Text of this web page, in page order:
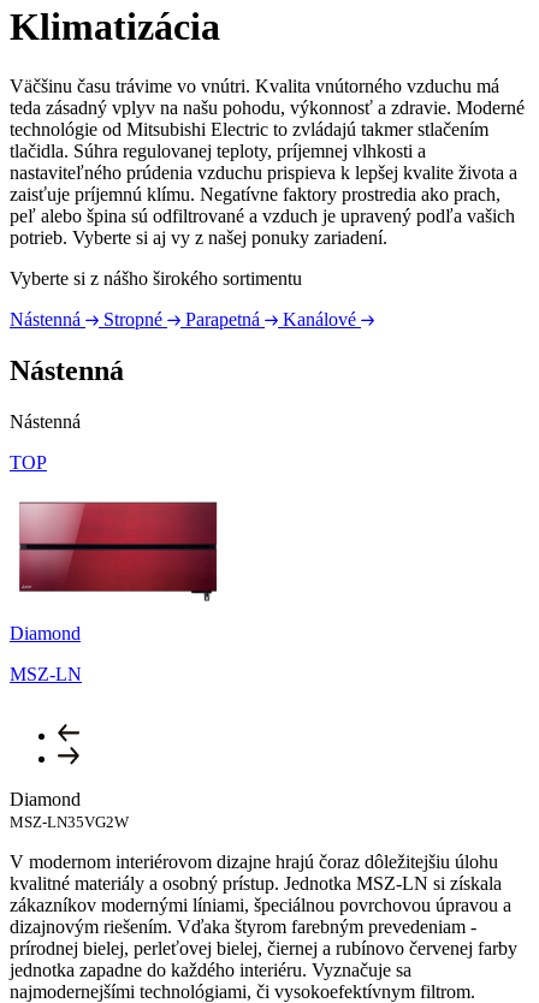
Klimatizácia
Väčšinu času trávime vo vnútri. Kvalita vnútorného vzduchu má
teda zásadný vplyv na našu pohodu, výkonnosť a zdravie. Moderné
technológie od Mitsubishi Electric to zvládajú takmer stlačením
tlačidla. Súhra regulovanej teploty, príjemnej vlhkosti a
nastaviteľného prúdenia vzduchu prispieva k lepšej kvalite života a
zaisťuje príjemnú klímu. Negatívne faktory prostredia ako prach,
peľ alebo špina sú odfiltrované a vzduch je upravený podľa vašich
potrieb. Vyberte si aj vy z našej ponuky zariadení.
Vyberte si z nášho širokého sortimentu
Nástenná
Stropné Parapetná Kanálové
Nástenná
Nástenná
TOP
Diamond
MSZ-LN
Diamond
MSZ-LN35VG2W
V modernom interiérovom dizajne hrajú čoraz dôležitejšiu úlohu
kvalitné materiály a osobný prístup. Jednotka MSZ-LN si získala
zákazníkov modernými líniami, špeciálnou povrchovou úpravou a
dizajnovým riešením. Vďaka štyrom farebným prevedeniam -
prírodnej bielej, perleťovej bielej, čiernej a rubínovo červenej farby
jednotka zapadne do každého interiéru. Vyznačuje sa
najmodernejšími technológiami, či vysokoefektívnym filtrom.